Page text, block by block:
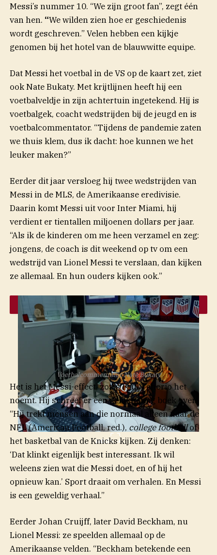
Messi’s nummer 10. “We zijn groot fan”, zegt één
van hen. “We wilden zien hoe er geschiedenis
wordt geschreven.” Velen hebben een kijkje
genomen bij het hotel van de blauwwitte equipe.
Dat Messi het voetbal in de VS op de kaart zet, ziet
ook Nate Bukaty. Met krijtlijnen heeft hij een
voetbalveldje in zijn achtertuin ingetekend. Hij is
voetbalgek, coacht wedstrijden bij de jeugd en is
voetbalcommentator. “Tijdens de pandemie zaten
we thuis klem, dus ik dacht: hoe kunnen we het
leuker maken?”
Eerder dit jaar versloeg hij twee wedstrijden van
Messi in de MLS, de Amerikaanse eredivisie.
Daarin komt Messi uit voor Inter Miami, hij
verdient er tientallen miljoenen dollars per jaar.
“Als ik de kinderen om me heen verzamel en zeg:
jongens, de coach is dit weekend op tv om een
wedstrijd van Lionel Messi te verslaan, dan kijken
ze allemaal. En hun ouders kijken ook.”
NOS
Voetbalcommentator Nate Bukaty
Het is het Messi-effect, zoals Paul Tenorio het
noemt. Hij schreef er een gelijknamig boek over.
“Hij trekt mensen aan die normaal alleen naar de
NFL (American Football, red.), college footballof
het basketbal van de Knicks kijken. Zij denken:
‘Dat klinkt eigenlijk best interessant. Ik wil
weleens zien wat die Messi doet, en of hij het
opnieuw kan.’ Sport draait om verhalen. En Messi
is een geweldig verhaal.”
Eerder Johan Cruijff, later David Beckham, nu
Lionel Messi: ze speelden allemaal op de
Amerikaanse velden. “Beckham betekende een